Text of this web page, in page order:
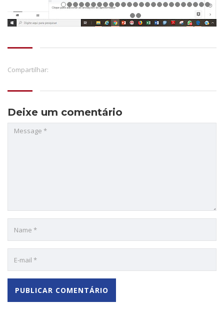
Compartilhar:
Deixe um comentário